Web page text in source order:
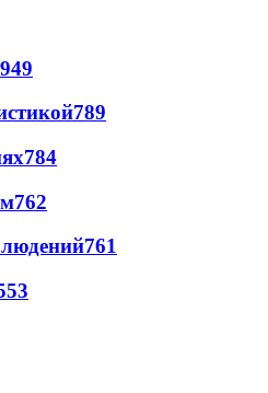
949
789
784
762
761